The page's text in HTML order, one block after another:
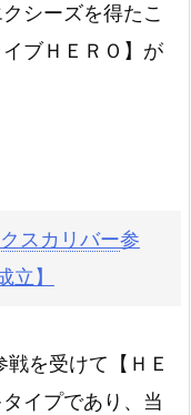
シーズを得たこ
ブＨＥＲＯ】が
スカリバー参
】
戦を受けて【ＨＥ
イプであり、当